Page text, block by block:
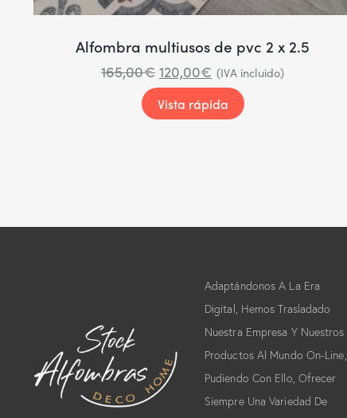
Alfombra multiusos de pvc 2 x 2.5
165,00€ 120,00€ (IVA incluido)
Vista rápida
Adaptándonos A La Era
Digital, Hemos Trasladado
Nuestra Empresa Y Nuestros
Productos Al Mundo On-Line,
Pudiendo Con Ello, Ofrecer
Siempre Una Variedad De